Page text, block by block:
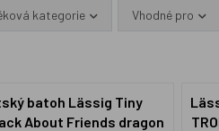
kategorie Vhodné pro
batoh Lässig Tiny
About Friends dragon